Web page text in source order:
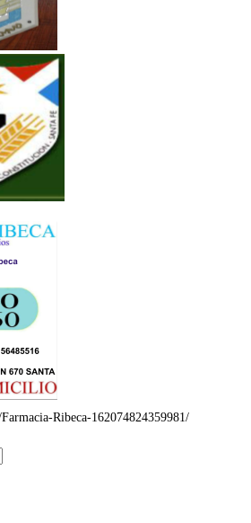
Ribeca-162074824359981/